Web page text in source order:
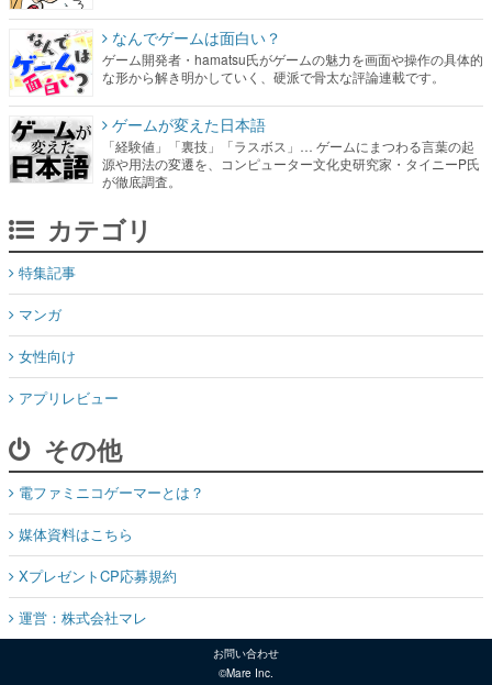
なんでゲームは面白い？
ゲーム開発者・hamatsu氏がゲームの魅力を画面や操作の具体的
な形から解き明かしていく、硬派で骨太な評論連載です。
ゲームが変えた日本語
「経験値」「裏技」「ラスボス」… ゲームにまつわる言葉の起
源や用法の変遷を、コンピューター文化史研究家・タイニーP氏
が徹底調査。
カテゴリ
特集記事
マンガ
女性向け
アプリレビュー
その他
電ファミニコゲーマーとは？
媒体資料はこちら
XプレゼントCP応募規約
運営：株式会社マレ
お問い合わせ
©Mare Inc.